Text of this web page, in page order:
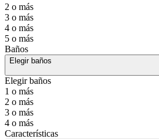
2 o más
3 o más
4 o más
5 o más
Baños
Elegir baños
Elegir baños
1 o más
2 o más
3 o más
4 o más
Características